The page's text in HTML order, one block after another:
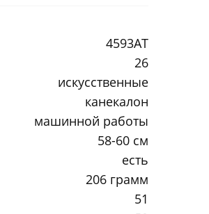
4593AT
26
искусственные
канекалон
машинной работы
58-60 см
есть
206 грамм
51